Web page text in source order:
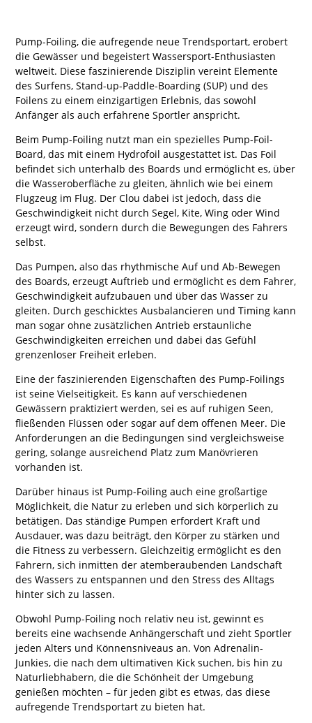
Pump-Foiling, die aufregende neue Trendsportart, erobert
die Gewässer und begeistert Wassersport-Enthusiasten
weltweit. Diese faszinierende Disziplin vereint Elemente
des Surfens, Stand-up-Paddle-Boarding (SUP) und des
Foilens zu einem einzigartigen Erlebnis, das sowohl
Anfänger als auch erfahrene Sportler anspricht.
Beim Pump-Foiling nutzt man ein spezielles Pump-Foil-
Board, das mit einem Hydrofoil ausgestattet ist. Das Foil
befindet sich unterhalb des Boards und ermöglicht es, über
die Wasseroberfläche zu gleiten, ähnlich wie bei einem
Flugzeug im Flug. Der Clou dabei ist jedoch, dass die
Geschwindigkeit nicht durch Segel, Kite, Wing oder Wind
erzeugt wird, sondern durch die Bewegungen des Fahrers
selbst.
Das Pumpen, also das rhythmische Auf und Ab-Bewegen
des Boards, erzeugt Auftrieb und ermöglicht es dem Fahrer,
Geschwindigkeit aufzubauen und über das Wasser zu
gleiten. Durch geschicktes Ausbalancieren und Timing kann
man sogar ohne zusätzlichen Antrieb erstaunliche
Geschwindigkeiten erreichen und dabei das Gefühl
grenzenloser Freiheit erleben.
Eine der faszinierenden Eigenschaften des Pump-Foilings
ist seine Vielseitigkeit. Es kann auf verschiedenen
Gewässern praktiziert werden, sei es auf ruhigen Seen,
fließenden Flüssen oder sogar auf dem offenen Meer. Die
Anforderungen an die Bedingungen sind vergleichsweise
gering, solange ausreichend Platz zum Manövrieren
vorhanden ist.
Darüber hinaus ist Pump-Foiling auch eine großartige
Möglichkeit, die Natur zu erleben und sich körperlich zu
betätigen. Das ständige Pumpen erfordert Kraft und
Ausdauer, was dazu beiträgt, den Körper zu stärken und
die Fitness zu verbessern. Gleichzeitig ermöglicht es den
Fahrern, sich inmitten der atemberaubenden Landschaft
des Wassers zu entspannen und den Stress des Alltags
hinter sich zu lassen.
Obwohl Pump-Foiling noch relativ neu ist, gewinnt es
bereits eine wachsende Anhängerschaft und zieht Sportler
jeden Alters und Könnensniveaus an. Von Adrenalin-
Junkies, die nach dem ultimativen Kick suchen, bis hin zu
Naturliebhabern, die die Schönheit der Umgebung
genießen möchten – für jeden gibt es etwas, das diese
aufregende Trendsportart zu bieten hat.